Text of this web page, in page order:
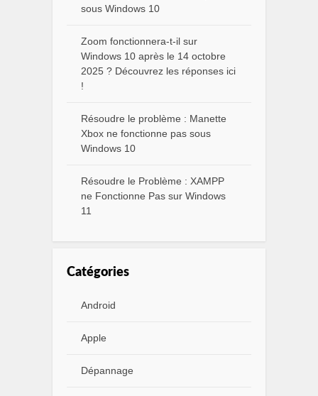
sous Windows 10
Zoom fonctionnera-t-il sur
Windows 10 après le 14 octobre
2025 ? Découvrez les réponses ici
!
Résoudre le problème : Manette
Xbox ne fonctionne pas sous
Windows 10
Résoudre le Problème : XAMPP
ne Fonctionne Pas sur Windows
11
Catégories
Android
Apple
Dépannage